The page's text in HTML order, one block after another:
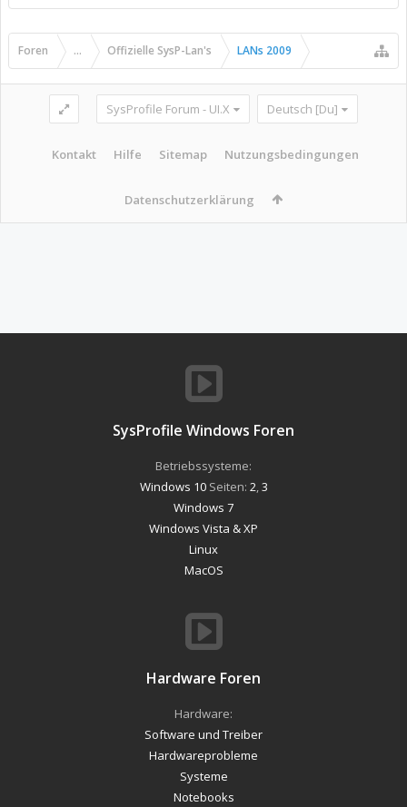
Foren ... Offizielle SysP-Lan's LANs 2009
SysProfile Forum - UI.X Deutsch [Du]
Kontakt Hilfe Sitemap Nutzungsbedingungen
Datenschutzerklärung
SysProfile Windows Foren
Betriebssysteme:
Windows 10Seiten: 2 3
Windows 7
Windows Vista & XP
Linux
MacOS
Hardware Foren
Hardware:
Software und Treiber
Hardwareprobleme
Systeme
Notebooks